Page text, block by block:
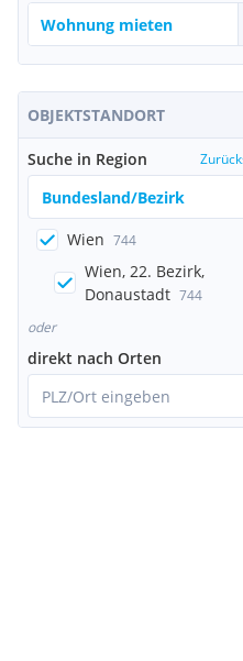
OBJEKTSTANDORT
Suche in Region
Bundesland/Bezirk
Wien 744
Wien, 22. Bezirk,
Donaustadt 744
oder
direkt nach Orten
PLZ/Ort eingeben